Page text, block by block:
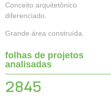
Conceito arquitetônico
diferenciado.
Grande área construída.
folhas de projetos
analisadas
2845